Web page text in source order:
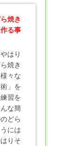
焼き
る事
はり
焼き
々な
」を
習を
な簡
どら
には
りそ